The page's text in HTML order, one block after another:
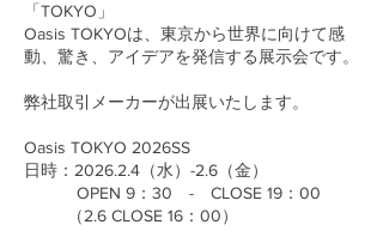
「TOKYO」
Oasis TOKYOは、東京から世界に向けて感
動、驚き、アイデアを発信する展示会です。
弊社取引メーカーが出展いたします。
Oasis TOKYO 2026SS
日時：2026.2.4（水）-2.6（金）
OPEN 9：30 - CLOSE 19：00
（2.6 CLOSE 16：00）